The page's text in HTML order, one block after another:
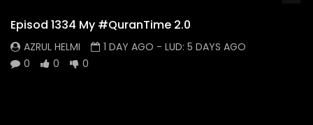
Episod 1334 My #QuranTime 2.0
AZRUL HELMI 1 DAY AGO - LUD: 5 DAYS AGO
0
0 0